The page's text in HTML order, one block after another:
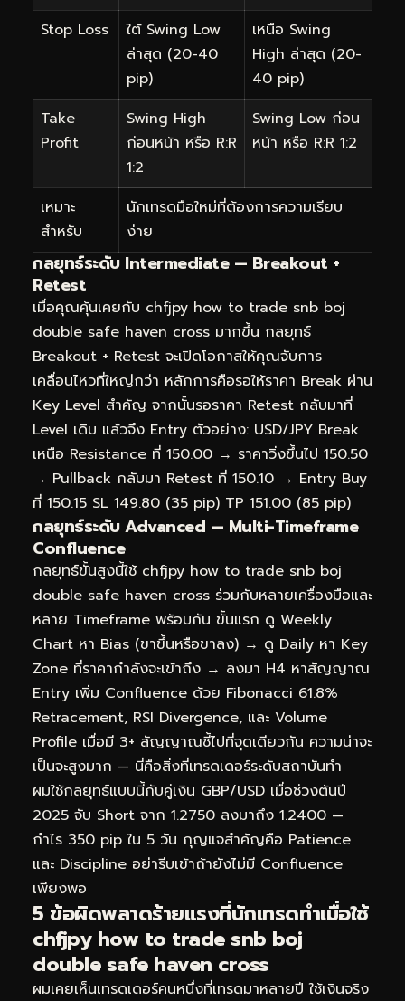
Stop Loss
ใต้ Swing Low
ล่าสุด (20-40
pip)
เหนือ Swing
High ล่าสุด (20-
40 pip)
Take
Profit
Swing High
ก่อนหน้า หรือ R:R
1:2
Swing Low ก่อน
หน้า หรือ R:R 1:2
เหมาะ
สำหรับ
นักเทรดมือใหม่ที่ต้องการความเรียบ
ง่าย
กลยุทธ์ระดับ Intermediate — Breakout +
Retest
เมื่อคุณคุ้นเคยกับ chfjpy how to trade snb boj
double safe haven cross มากขึ้น กลยุทธ์
Breakout + Retest จะเปิดโอกาสให้คุณจับการ
เคลื่อนไหวที่ใหญ่กว่า หลักการคือรอให้ราคา Break ผ่าน
Key Level สำคัญ จากนั้นรอราคา Retest กลับมาที่
Level เดิม แล้วจึง Entry ตัวอย่าง: USD/JPY Break
เหนือ Resistance ที่ 150.00 → ราคาวิ่งขึ้นไป 150.50
→ Pullback กลับมา Retest ที่ 150.10 → Entry Buy
ที่ 150.15 SL 149.80 (35 pip) TP 151.00 (85 pip)
กลยุทธ์ระดับ Advanced — Multi-Timeframe
Confluence
กลยุทธ์ขั้นสูงนี้ใช้ chfjpy how to trade snb boj
double safe haven cross ร่วมกับหลายเครื่องมือและ
หลาย Timeframe พร้อมกัน ขั้นแรก ดู Weekly
Chart หา Bias (ขาขึ้นหรือขาลง) → ดู Daily หา Key
Zone ที่ราคากำลังจะเข้าถึง → ลงมา H4 หาสัญญาณ
Entry เพิ่ม Confluence ด้วย Fibonacci 61.8%
Retracement, RSI Divergence, และ Volume
Profile เมื่อมี 3+ สัญญาณชี้ไปที่จุดเดียวกัน ความน่าจะ
เป็นจะสูงมาก — นี่คือสิ่งที่เทรดเดอร์ระดับสถาบันทำ
ผมใช้กลยุทธ์แบบนี้กับคู่เงิน GBP/USD เมื่อช่วงต้นปี
2025 จับ Short จาก 1.2750 ลงมาถึง 1.2400 —
กำไร 350 pip ใน 5 วัน กุญแจสำคัญคือ Patience
และ Discipline อย่ารีบเข้าถ้ายังไม่มี Confluence
เพียงพอ
5 ข้อผิดพลาดร้ายแรงที่นักเทรดทำเมื่อใช้
chfjpy how to trade snb boj
double safe haven cross
ผมเคยเห็นเทรดเดอร์คนหนึ่งที่เทรดมาหลายปี ใช้เงินจริง